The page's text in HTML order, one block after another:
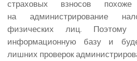
страховых взносов
на администрирование
физических лиц.
информационную базу и
лишних проверок